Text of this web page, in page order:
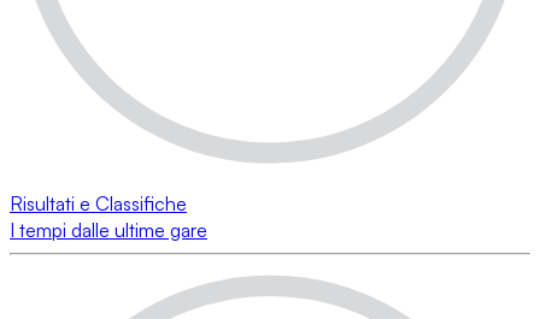
Risultati e Classifiche
I tempi dalle ultime gare